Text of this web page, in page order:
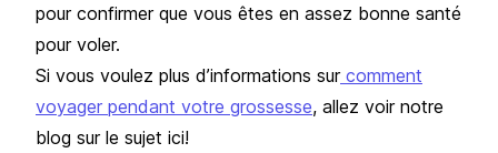
pour confirmer que vous êtes en assez bonne santé
pour voler.
Si vous voulez plus d’informations sur comment
voyager pendant votre grossesse, allez voir notre
blog sur le sujet ici!